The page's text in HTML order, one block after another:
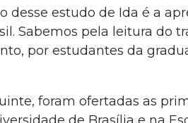
desse estudo de Ida é a
Sabemos pela leitura do
por estudantes da
foram ofertadas as